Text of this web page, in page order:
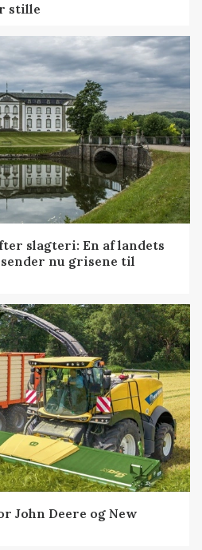
stille
slagteri: En af landets
nu grisene til
John Deere og New